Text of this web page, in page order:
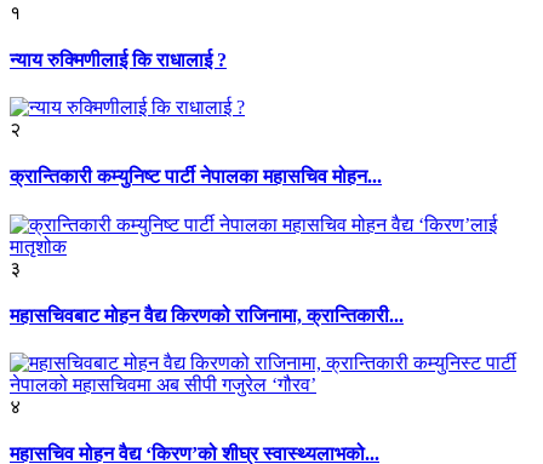
१
न्याय रुक्मिणीलाई कि राधालाई ?
२
क्रान्तिकारी कम्युनिष्ट पार्टी नेपालका महासचिव मोहन...
३
महासचिवबाट मोहन वैद्य किरणको राजिनामा, क्रान्तिकारी...
४
महासचिव मोहन वैद्य ‘किरण’को शीघ्र स्वास्थ्यलाभको...